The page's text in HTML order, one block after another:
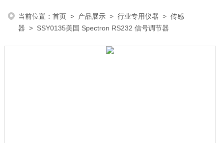
当前位置：首页 > 产品展示 >行业专用仪器 >传感
器 > SSY0135美国 Spectron RS232 信号调节器